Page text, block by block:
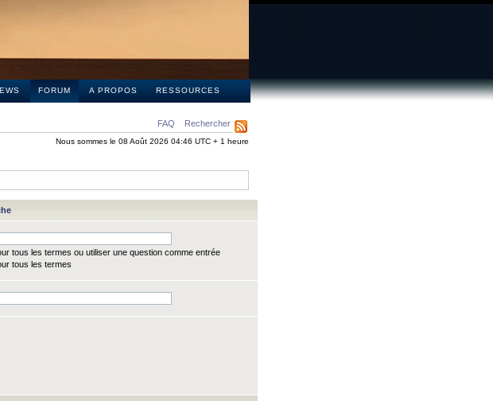
FORUM A PROPOS RESSOURCES
FAQ Rechercher
Nous sommes le 08 Août 2026 04:46 UTC + 1 heure
tous les termes ou utiliser une question comme entrée
tous les termes